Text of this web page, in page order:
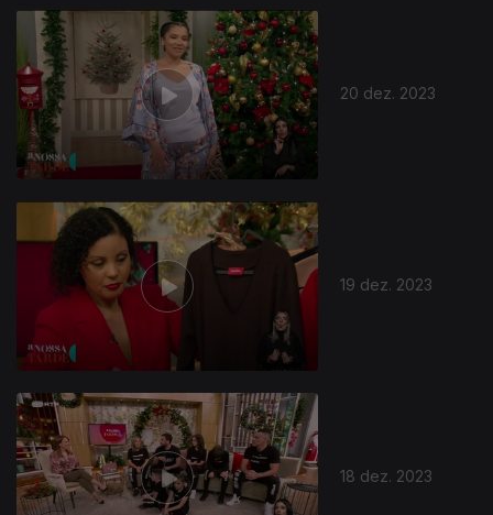
20 dez. 2023
19 dez. 2023
18 dez. 2023